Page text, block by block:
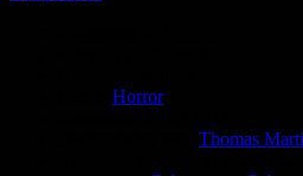
Horror
Thomas